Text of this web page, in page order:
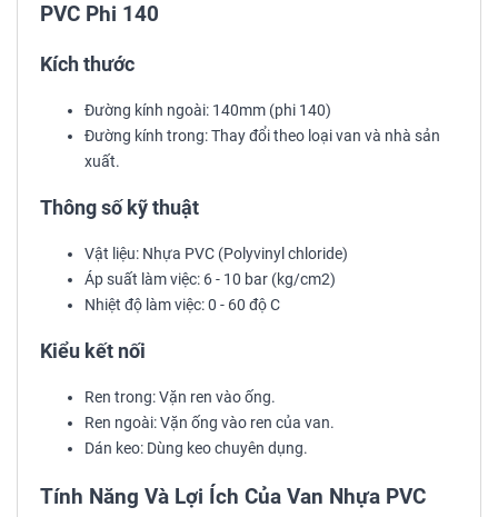
PVC Phi 140
Kích thước
Đường kính ngoài: 140mm (phi 140)
Đường kính trong: Thay đổi theo loại van và nhà sản
xuất.
Thông số kỹ thuật
Vật liệu: Nhựa PVC (Polyvinyl chloride)
Áp suất làm việc: 6 - 10 bar (kg/cm2)
Nhiệt độ làm việc: 0 - 60 độ C
Kiểu kết nối
Ren trong: Vặn ren vào ống.
Ren ngoài: Vặn ống vào ren của van.
Dán keo: Dùng keo chuyên dụng.
Tính Năng Và Lợi Ích Của Van Nhựa PVC